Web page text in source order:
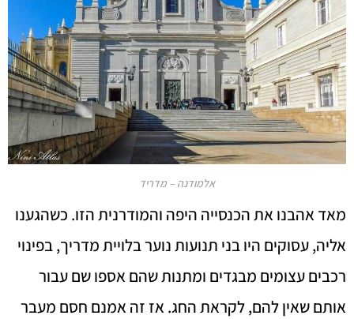
אלמודנה – מדריד
מאד אהבנו את הכנסייה היפה והמודרנית הזו. כשהגענו
אליה, עסוקים היו בני תנועות נוער בלויית מדריך, בפינוי
רכבים עצומים מבגדים ומתנות שהם אספו שם עבור
אותם שאין להם, לקראת החג. אז זה אמנם חסם מעבר